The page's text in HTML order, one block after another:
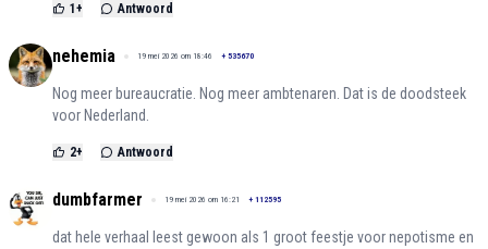
1 + Antwoord
nehemia 19 mei 2026 om 18:46 + 535670
Nog meer bureaucratie. Nog meer ambtenaren. Dat is de doodsteek
voor Nederland.
2+ Antwoord
dumbfarmer 19 mei 2026 om 16:21 + 112595
dat hele verhaal leest gewoon als 1 groot feestje voor nepotisme en